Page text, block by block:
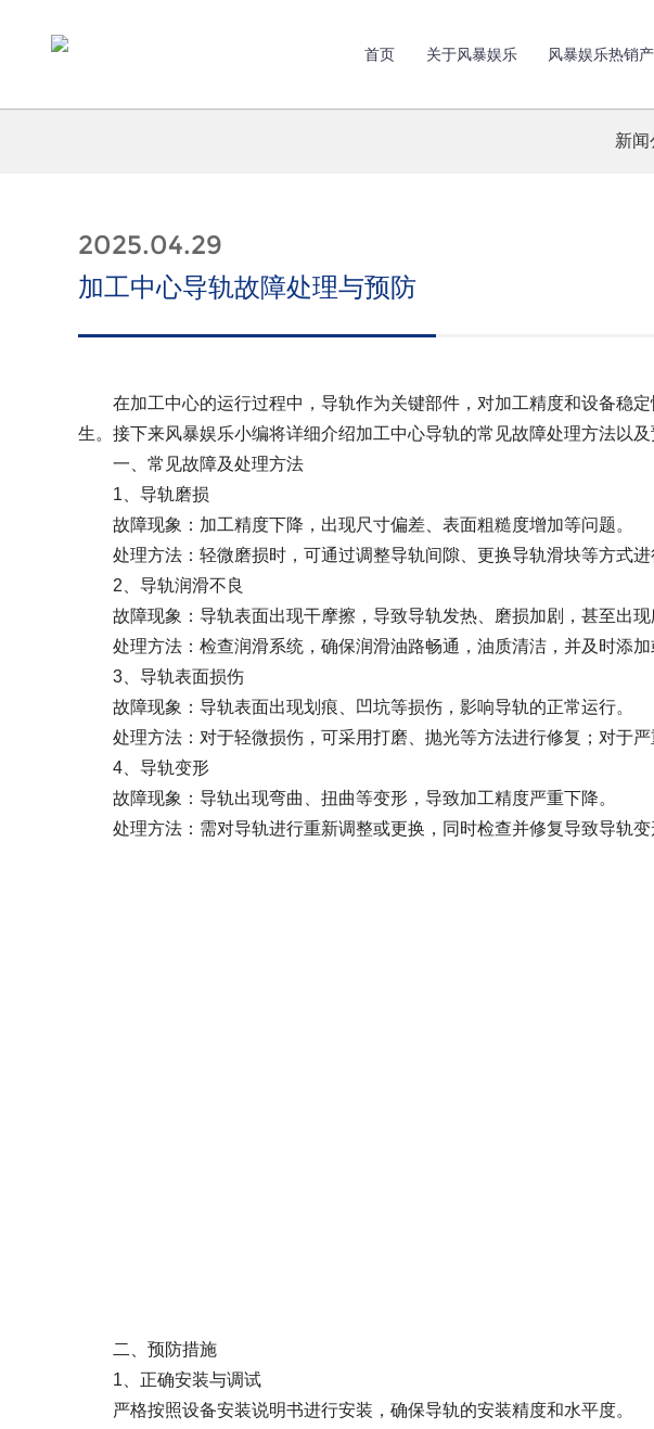
首页 关于风暴娱乐 风暴娱乐热销
新闻
2025.04.29
加工中心导轨故障处理与预防
在加工中心的运行过程中，导轨作为关键部件，对加工精度和设备稳定
生。接下来风暴娱乐小编将详细介绍加工中心导轨的常见故障处理方法以
一、常见故障及处理方法
1、导轨磨损
故障现象：加工精度下降，出现尺寸偏差、表面粗糙度增加等问题。
处理方法：轻微磨损时，可通过调整导轨间隙、更换导轨滑块等方式进
2、导轨润滑不良
故障现象：导轨表面出现干摩擦，导致导轨发热、磨损加剧，甚至出现
处理方法：检查润滑系统，确保润滑油路畅通，油质清洁，并及时添加
3、导轨表面损伤
故障现象：导轨表面出现划痕、凹坑等损伤，影响导轨的正常运行。
处理方法：对于轻微损伤，可采用打磨、抛光等方法进行修复；对于严
4、导轨变形
故障现象：导轨出现弯曲、扭曲等变形，导致加工精度严重下降。
处理方法：需对导轨进行重新调整或更换，同时检查并修复导致导轨变
二、预防措施
1、正确安装与调试
严格按照设备安装说明书进行安装，确保导轨的安装精度和水平度。